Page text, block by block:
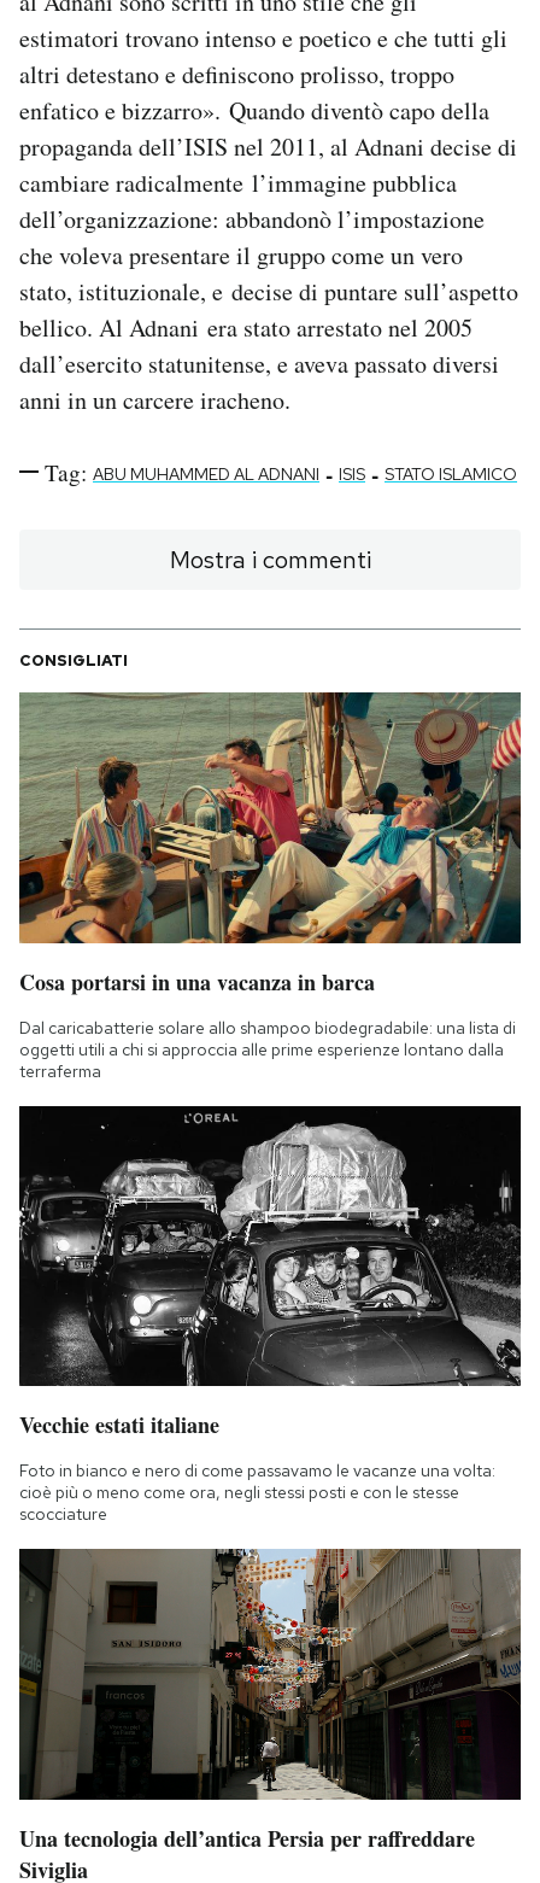
estimatori trovano intenso e poetico e che tutti gli
altri detestano e definiscono prolisso, troppo
enfatico e bizzarro». Quando diventò capo della
propaganda dell’ISIS nel 2011, al Adnani decise di
cambiare radicalmente l’immagine pubblica
dell’organizzazione: abbandonò l’impostazione
che voleva presentare il gruppo come un vero
stato, istituzionale, e decise di puntare sull’aspetto
bellico. Al Adnani era stato arrestato nel 2005
dall’esercito statunitense, e aveva passato diversi
anni in un carcere iracheno.
Tag: ABU MUHAMMED AL ADNANI - ISIS - STATO ISLAMICO
Mostra i commenti
CONSIGLIATI
Cosa portarsi in una vacanza in barca
Dal caricabatterie solare allo shampoo biodegradabile: una lista di
oggetti utili a chi si approccia alle prime esperienze lontano dalla
terraferma
Vecchie estati italiane
Foto in bianco e nero di come passavamo le vacanze una volta:
cioè più o meno come ora, negli stessi posti e con le stesse
scocciature
Una tecnologia dell’antica Persia per raffreddare
Siviglia